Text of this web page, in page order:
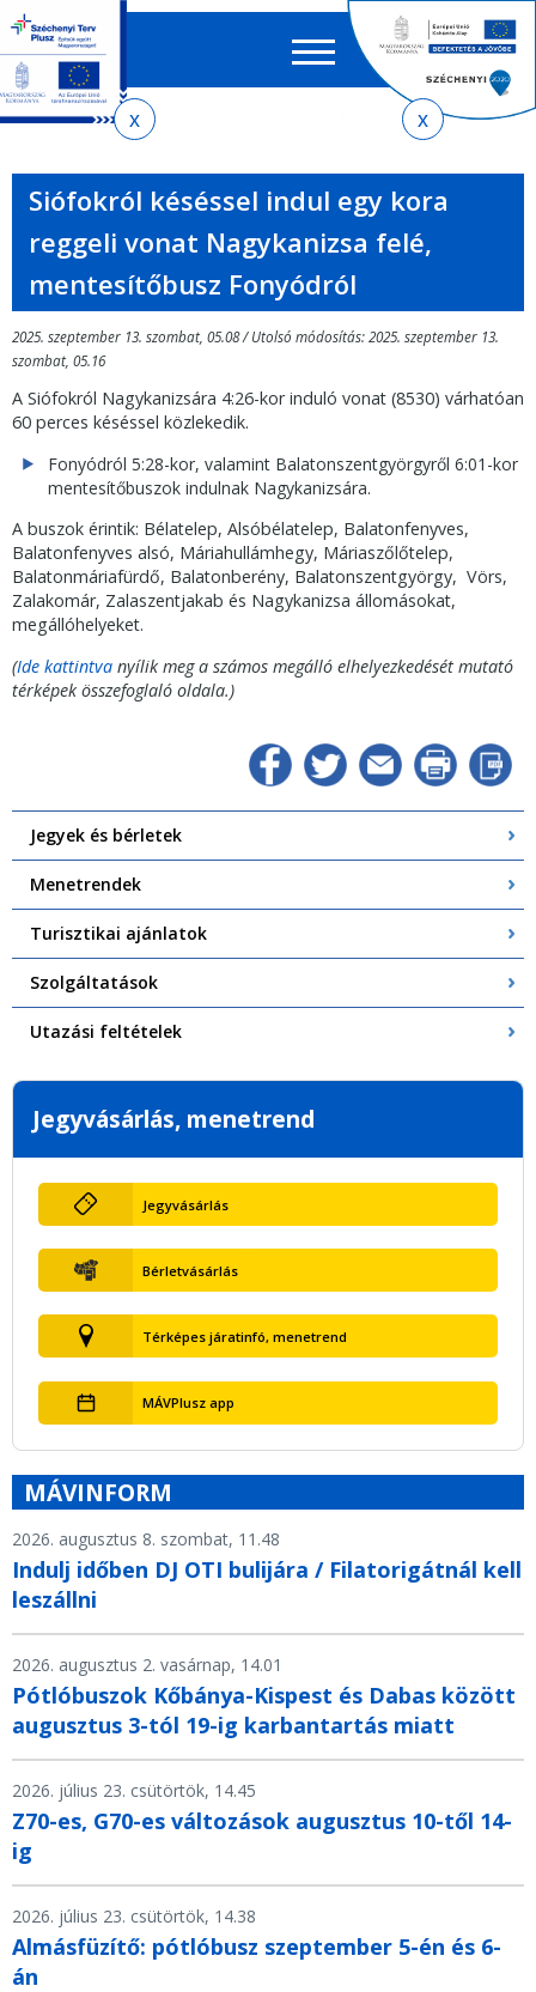
menetrendkeresőhöz
almenühöz
tartalomra
oldaltérképre
EN HU
űrlap
Siófokról késéssel indul egy kora
reggeli vonat Nagykanizsa felé,
mentesítőbusz Fonyódról
2025. szeptember 13. szombat, 05.08 / Utolsó módosítás: 2025. szeptember 13.
szombat, 05.16
A Siófokról Nagykanizsára 4:26-kor induló vonat (8530) várhatóan
60 perces késéssel közlekedik.
Fonyódról 5:28-kor, valamint Balatonszentgyörgyről 6:01-kor
mentesítőbuszok indulnak Nagykanizsára.
A buszok érintik: Bélatelep, Alsóbélatelep, Balatonfenyves,
Balatonfenyves alsó, Máriahullámhegy, Máriaszőlőtelep,
Balatonmáriafürdő, Balatonberény, Balatonszentgyörgy, Vörs,
Zalakomár, Zalaszentjakab és Nagykanizsa állomásokat,
megállóhelyeket.
(Ide kattintva nyílik meg a számos megálló elhelyezkedését mutató
térképek összefoglaló oldala.)
Jegyek és bérletek
Menetrendek
Turisztikai ajánlatok
Szolgáltatások
Utazási feltételek
Jegyvásárlás, menetrend
Jegyvásárlás
Bérletvásárlás
Térképes járatinfó, menetrend
MÁVPlusz app
MÁVINFORM
2026. augusztus 8. szombat, 11.48
Indulj időben DJ OTI bulijára / Filatorigátnál kell
leszállni
2026. augusztus 2. vasárnap, 14.01
Pótlóbuszok Kőbánya-Kispest és Dabas között
augusztus 3-tól 19-ig karbantartás miatt
2026. július 23. csütörtök, 14.45
Z70-es, G70-es változások augusztus 10-től 14-
ig
2026. július 23. csütörtök, 14.38
Almásfüzítő: pótlóbusz szeptember 5-én és 6-
án